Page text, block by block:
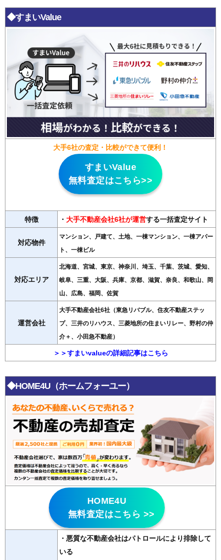
◆すまいValue
大手6社の査定・比較ができて便利！
すまいValue
無料査定はこちら>>
特徴 ・ 大手不動産会社6社が運営する一括査定サイト
対応物件
マンション、戸建て、土地、一棟マンション、一棟アパー
ト、一棟ビル
対応エリア
北海道、宮城、東京、神奈川、埼玉、千葉、茨城、愛知、
岐阜、三重、大阪、兵庫、京都、滋賀、奈良、和歌山、岡
山、広島、福岡、佐賀
運営会社
大手不動産会社6社（東急リバブル、住友不動産ステッ
プ、三井のリハウス、三菱地所の住まいリレー、野村の仲
介＋、小田急不動産）
＞＞すまいvalueの詳細記事はこちら
◆HOME4U（ホームフォーユー）
HOME4U
無料査定はこちら >>
・悪質な不動産会社はパトロールにより排除して
いる